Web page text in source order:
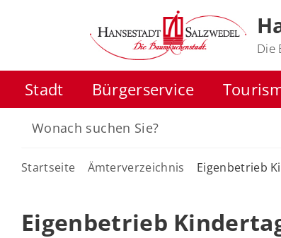
Die
Stadt Bürgerservice
Startseite Ämterverzeichnis Eigenbetrieb
Eigenbetrieb